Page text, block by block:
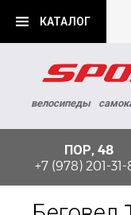
КАТАЛОГ
велосипеды
ПОР, 48
+7 (978) 201-31-